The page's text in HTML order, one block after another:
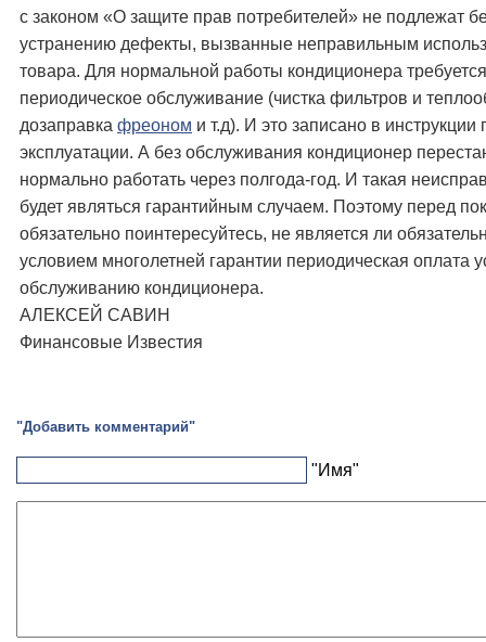
с законом «О защите прав потребителей» не подлежат
устранению дефекты, вызванные неправильным
товара. Для нормальной работы кондиционера требуется
периодическое обслуживание (чистка фильтров и
дозаправка фреоном и т.д). И это записано в инструкции
эксплуатации. А без обслуживания кондиционер
нормально работать через полгода-год. И такая
будет являться гарантийным случаем. Поэтому перед
обязательно поинтересуйтесь, не является ли
условием многолетней гарантии периодическая оплата
обслуживанию кондиционера.
АЛЕКСЕЙ САВИН
Финансовые Известия
"Добавить комментарий"
"Имя"